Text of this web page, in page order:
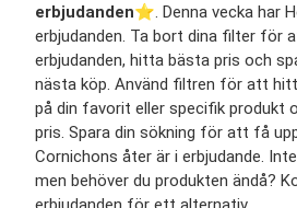
erbjudanden⭐️. Denna vecka har
erbjudanden. Ta bort dina filter för
erbjudanden, hitta bästa pris och
nästa köp. Använd filtren för att
på din favorit eller specifik produkt
pris. Spara din sökning för att få
Cornichons åter är i erbjudande.
men behöver du produkten ändå?